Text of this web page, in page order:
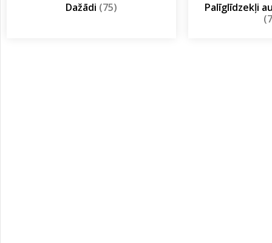
Dažādi (75)
Palīglīdzekļi